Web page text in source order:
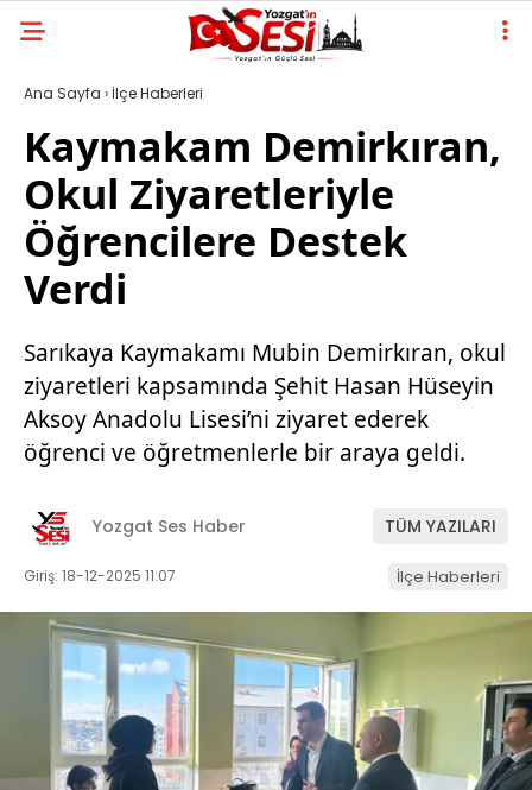
Ana Sayfa › İlçe Haberleri
Kaymakam Demirkıran,
Okul Ziyaretleriyle
Öğrencilere Destek
Verdi
Sarıkaya Kaymakamı Mubin Demirkıran, okul
ziyaretleri kapsamında Şehit Hasan Hüseyin
Aksoy Anadolu Lisesi’ni ziyaret ederek
öğrenci ve öğretmenlerle bir araya geldi.
Yozgat Ses Haber TÜM YAZILARI
Giriş: 18-12-2025 11:07 İlçe Haberleri